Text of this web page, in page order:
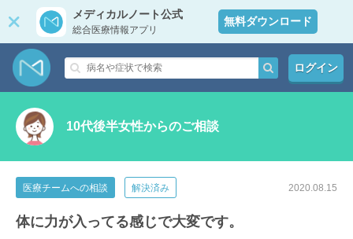
メディカルノート公式
総合医療情報アプリ
無料ダウンロード
ログイン
10代後半女性からのご相談
医療チームへの相談 解決済み 2020.08.15
体に力が入ってる感じで大変です。